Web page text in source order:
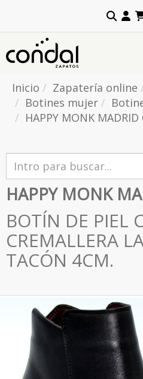
Inicio Zapatería online
Botines mujer
HAPPY MONK MADRID
HAPPY MONK
BOTÍN DE PIEL
CREMALLERA
TACÓN 4CM.